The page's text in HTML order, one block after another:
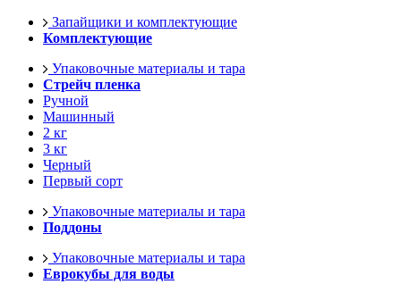
Запайщики и комплектующие
Комплектующие
Упаковочные материалы и тара
Стрейч пленка
Ручной
Машинный
2 кг
3 кг
Черный
Первый сорт
Упаковочные материалы и тара
Поддоны
Упаковочные материалы и тара
Еврокубы для воды